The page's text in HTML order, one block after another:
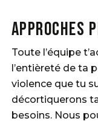
Approches
Toute l’équipe
l’entièreté de ta
violence que tu
décortiquerons
besoins. Nous